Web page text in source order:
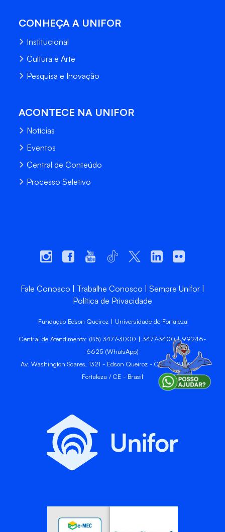
CONHEÇA A UNIFOR
Institucional
Cultura e Arte
Pesquisa e Inovação
ACONTECE NA UNIFOR
Notícias
Eventos
Central de Conteúdo
Processo Seletivo
Fale Conosco Trabalhe Conosco
Sempre Unifor
Política de Privacidade
Fundação Edson Queiroz | Universidade de Fortaleza
Central de Atendimento: (85) 3477-3000 | 3477-3400 | 99246-
6625 (WhatsApp)
Av. Washington Soares, 1321 - Edson Queiroz - CEP 60811-905 -
Fortaleza / CE - Brasil